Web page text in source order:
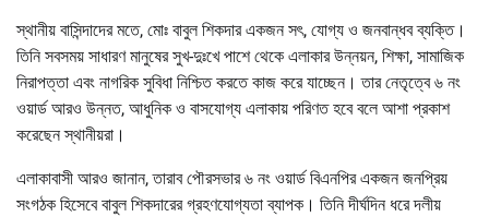
স্থানীয় বাসিন্দাদের মতে, মোঃ বাবুল শিকদার একজন সৎ, যোগ্য ও জনবান্ধব ব্যক্তি।
তিনি সবসময় সাধারণ মানুষের সুখ-দুঃখে পাশে থেকে এলাকার উন্নয়ন, শিক্ষা, সামাজিক
নিরাপত্তা এবং নাগরিক সুবিধা নিশ্চিত করতে কাজ করে যাচ্ছেন। তার নেতৃত্বে ৬ নং
ওয়ার্ড আরও উন্নত, আধুনিক ও বাসযোগ্য এলাকায় পরিণত হবে বলে আশা প্রকাশ
করেছেন স্থানীয়রা।
এলাকাবাসী আরও জানান, তারাব পৌরসভার ৬ নং ওয়ার্ড বিএনপির একজন জনপ্রিয়
সংগঠক হিসেবে বাবুল শিকদারের গ্রহণযোগ্যতা ব্যাপক। তিনি দীর্ঘদিন ধরে দলীয়